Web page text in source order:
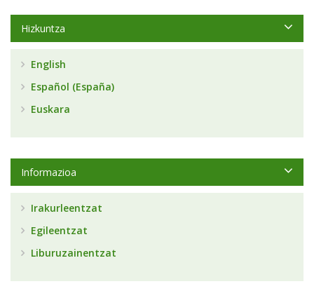
Hizkuntza
English
Español (España)
Euskara
Informazioa
Irakurleentzat
Egileentzat
Liburuzainentzat